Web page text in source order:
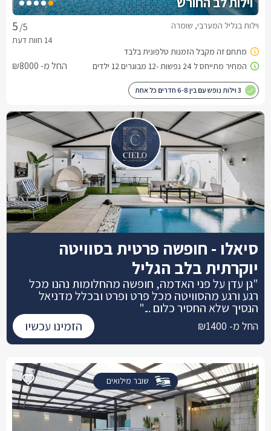
/5 וילות בגליל המערבי, שומרה
החל מ- ₪8000
3 וילות נופש עם בין 6-8 חדרים כל אחת
שובר מילואים
סיאלו - חופשה פרטית בסוויטה
יוקרתית בלב הגליל
"גן עדן על פני האדמה, חופשה מהחלומות נהנו מכל
רגע ורגע מהסוויטה מכל פרט ופרט ובכלל מדניאל
הנסיך שלא החסיר כלום ..."
החל מ- ₪1400 הזמינו עכשיו